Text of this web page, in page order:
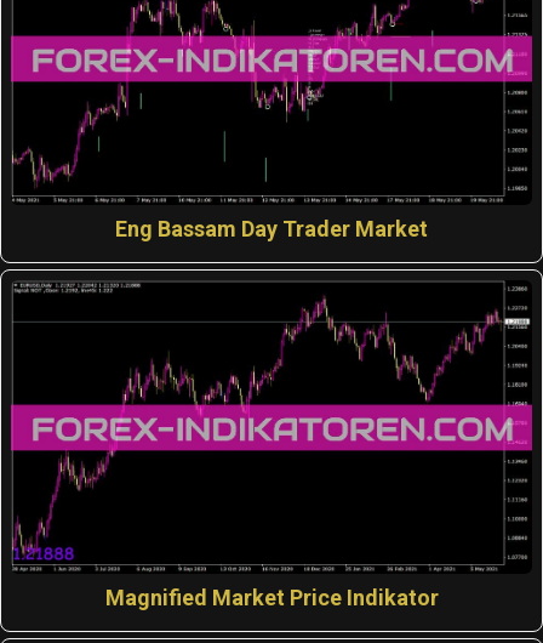
Eng Bassam Day Trader Market
Magnified Market Price Indikator